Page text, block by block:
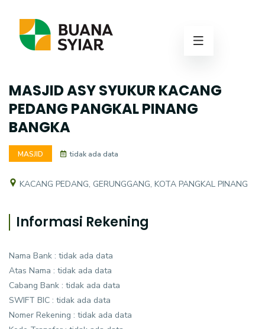
MASJID ASY SYUKUR KACANG
PEDANG PANGKAL PINANG
BANGKA
MASJID tidak ada data
KACANG PEDANG, GERUNGGANG, KOTA PANGKAL PINANG
Informasi Rekening
Nama Bank : tidak ada data
Atas Nama : tidak ada data
Cabang Bank : tidak ada data
SWIFT BIC : tidak ada data
Nomer Rekening : tidak ada data